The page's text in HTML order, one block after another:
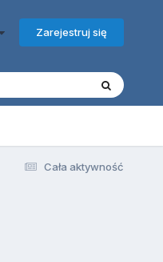
Zarejestruj się
Cała aktywność